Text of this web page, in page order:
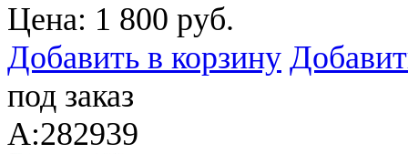
Цена: 1 800 руб.
Добавить в корзину
под заказ
A:282939